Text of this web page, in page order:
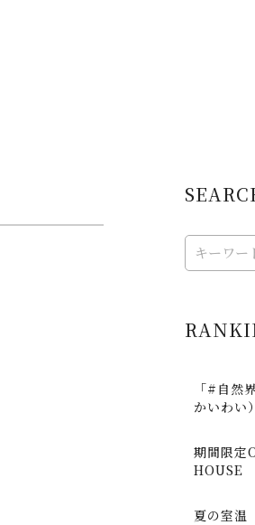
「#自然
かいわい
期間限定
HOUSE
夏の室温